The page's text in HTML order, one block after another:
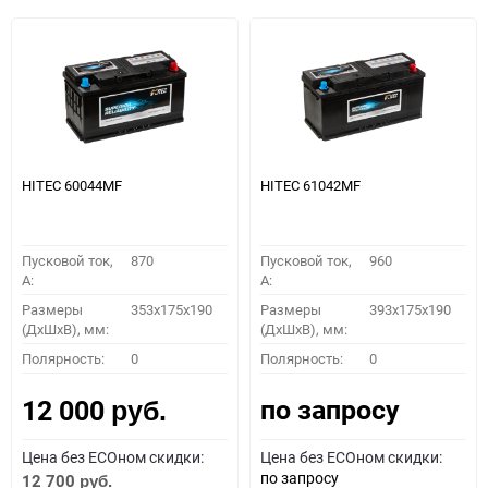
HITEC 60044MF
Пусковой ток,
A:
870
Размеры
(ДхШхВ), мм:
353x175x190
Полярность: 0
12 000 руб.
Цена без ECOном скидки:
12 700 руб.
HITEC 61042MF
Пусковой ток,
A:
960
Размеры
(ДхШхВ), мм:
393x175x190
Полярность: 0
по запросу
Цена без ECOном скидки:
по запросу